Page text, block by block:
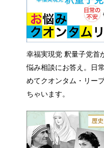
幸福実現党 釈量子党首
悩み相談にお答え。日
めてクオンタム・リー
ちゃいます。